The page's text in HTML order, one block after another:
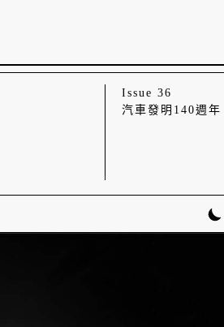
Issue 36
汽車發明140週年